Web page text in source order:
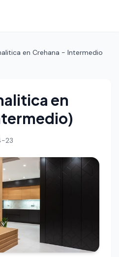
en Crehana - Intermedio
en
23